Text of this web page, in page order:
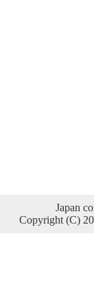
Japan
Copyright (C)